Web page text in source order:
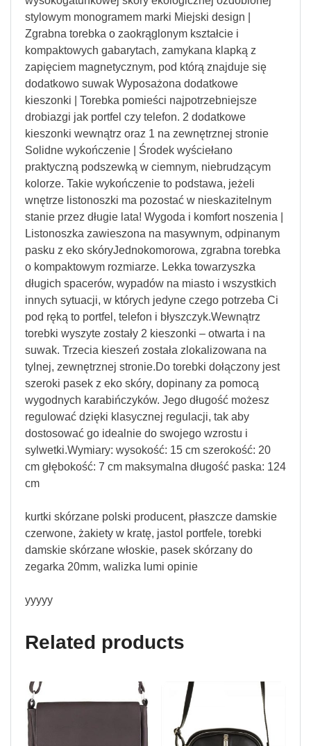
stylowym monogramem marki Miejski design |
Zgrabna torebka o zaokrąglonym kształcie i
kompaktowych gabarytach, zamykana klapką z
zapięciem magnetycznym, pod którą znajduje się
dodatkowo suwak Wyposażona dodatkowe
kieszonki | Torebka pomieści najpotrzebniejsze
drobiazgi jak portfel czy telefon. 2 dodatkowe
kieszonki wewnątrz oraz 1 na zewnętrznej stronie
Solidne wykończenie | Środek wyściełano
praktyczną podszewką w ciemnym, niebrudzącym
kolorze. Takie wykończenie to podstawa, jeżeli
wnętrze listonoszki ma pozostać w nieskazitelnym
stanie przez długie lata! Wygoda i komfort noszenia |
Listonoszka zawieszona na masywnym, odpinanym
pasku z eko skóryJednokomorowa, zgrabna torebka
o kompaktowym rozmiarze. Lekka towarzyszka
długich spacerów, wypadów na miasto i wszystkich
innych sytuacji, w których jedyne czego potrzeba Ci
pod ręką to portfel, telefon i błyszczyk.Wewnątrz
torebki wyszyte zostały 2 kieszonki – otwarta i na
suwak. Trzecia kieszeń została zlokalizowana na
tylnej, zewnętrznej stronie.Do torebki dołączony jest
szeroki pasek z eko skóry, dopinany za pomocą
wygodnych karabińczyków. Jego długość możesz
regulować dzięki klasycznej regulacji, tak aby
dostosować go idealnie do swojego wzrostu i
sylwetki.Wymiary: wysokość: 15 cm szerokość: 20
cm głębokość: 7 cm maksymalna długość paska: 124
cm
kurtki skórzane polski producent, płaszcze damskie
czerwone, żakiety w kratę, jastol portfele, torebki
damskie skórzane włoskie, pasek skórzany do
zegarka 20mm, walizka lumi opinie
yyyyy
Related products